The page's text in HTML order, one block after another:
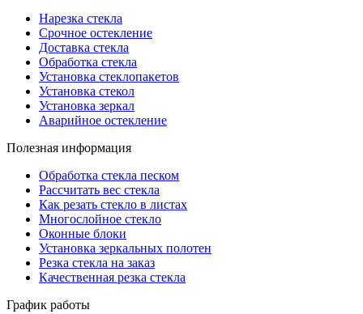
Нарезка стекла
Cрочное остекление
Доставка стекла
Обработка стекла
Установка стеклопакетов
Установка стекол
Установка зеркал
Аварийное остекление
Полезная информация
Обработка стекла песком
Рассчитать вес стекла
Как резать стекло в листах
Многослойное стекло
Оконные блоки
Установка зеркальных полотен
Резка стекла на заказ
Качественная резка стекла
График работы